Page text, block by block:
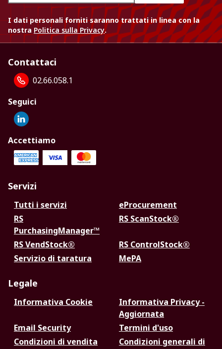
I dati personali forniti saranno trattati in linea con la
nostra Politica sulla Privacy.
Contattaci
02.66.058.1
Seguici
Accettiamo
Servizi
Tutti i servizi
eProcurement
RS
PurchasingManager™
RS ScanStock®
RS VendStock®
RS ControlStock®
Servizio di taratura
MePA
Legale
Informativa Cookie
Informativa Privacy -
Aggiornata
Email Security
Termini d'uso
Condizioni di vendita
Condizioni generali di